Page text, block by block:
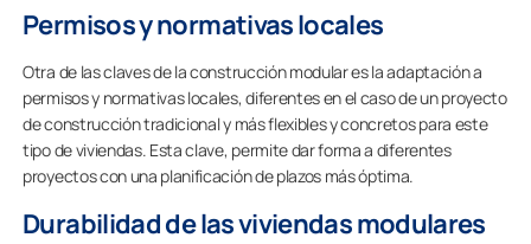
Permisos y normativas locales
Otra de las claves de la construcción modular es la adaptación a
permisos y normativas locales, diferentes en el caso de un proyecto
de construcción tradicional y más flexibles y concretos para este
tipo de viviendas. Esta clave, permite dar forma a diferentes
proyectos con una planificación de plazos más óptima.
Durabilidad de las viviendas modulares